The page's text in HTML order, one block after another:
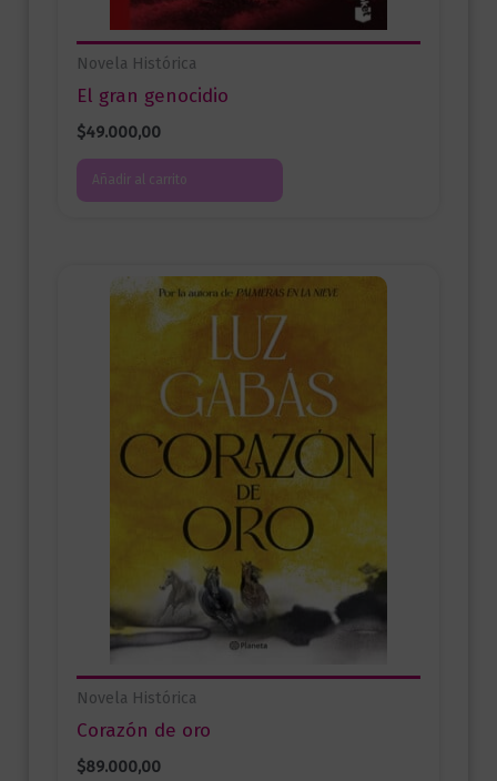
Novela Histórica
El gran genocidio
$49.000,00
Añadir al carrito
Novela Histórica
Corazón de oro
$89.000,00